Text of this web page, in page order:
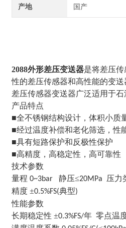
产地 国产
2088外形差压变送器是将差压
性的差压传感器和高性能的变
差压传感器变送器广泛适用于
产品特点
■全不锈钢结构设计，体积小质
■经过温度补偿和老化筛选，性
■具有短路保护和反极性保护
■高精度，高稳定性，高可靠性
技术参数
量程 0~3bar 静压≤20MPa 压力
精度 ±0.5%FS(典型)
性能参数
长期稳定性 ±0.3%FS/年 零点温